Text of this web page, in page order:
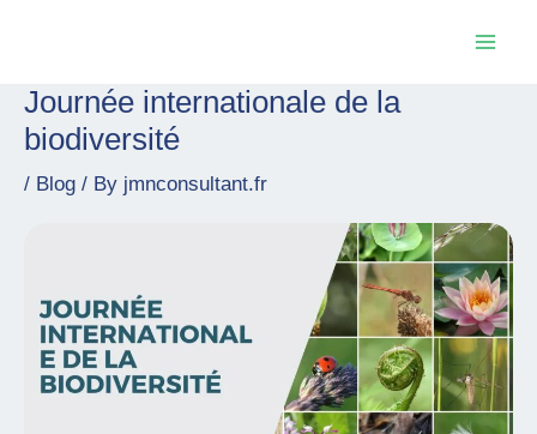
Journée internationale de la
biodiversité
/ Blog / By jmnconsultant.fr
Post
navigation